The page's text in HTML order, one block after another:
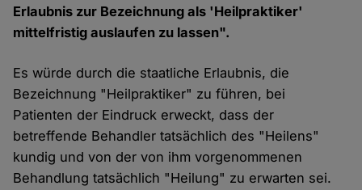
Erlaubnis zur Bezeichnung als 'Heilpraktiker'
mittelfristig auslaufen zu lassen".
Es würde durch die staatliche Erlaubnis, die
Bezeichnung "Heilpraktiker" zu führen, bei
Patienten der Eindruck erweckt, dass der
betreffende Behandler tatsächlich des "Heilens"
kundig und von der von ihm vorgenommenen
Behandlung tatsächlich "Heilung" zu erwarten sei.